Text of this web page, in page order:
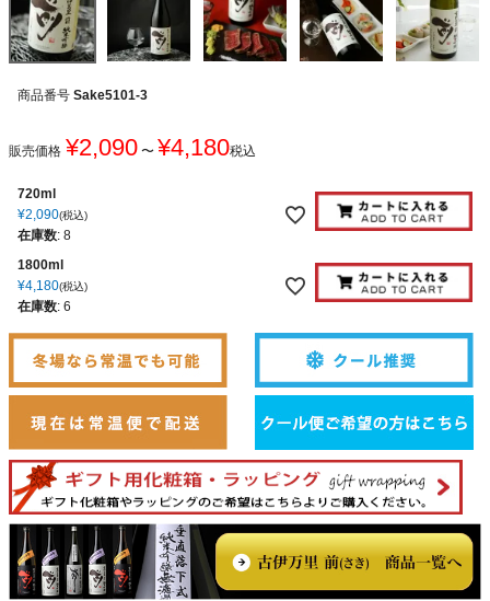
商品番号 Sake5101-3
販売価格 ¥2,090 〜 ¥4,180税込
720ml
¥2,090 税込
在庫数: 8
1800ml
¥4,180 税込
在庫数: 6